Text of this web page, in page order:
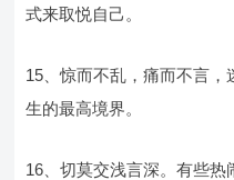
式来取悦自己。
15、惊而不乱，痛而不言，
生的最高境界。
16、切莫交浅言深。有些